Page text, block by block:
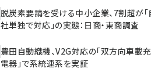
脱炭素要請を受ける中小企業、7割超が「
社単独で対応」の実態：日商・東商調査
豊田自動織機、V2G対応の「双方向車載充
電器」で系統連系を実証